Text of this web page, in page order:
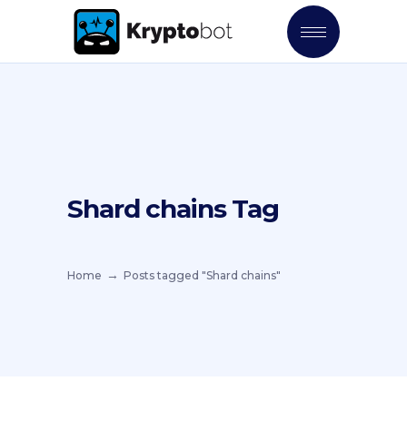
Shard chains Tag
Home Posts tagged "Shard chains"